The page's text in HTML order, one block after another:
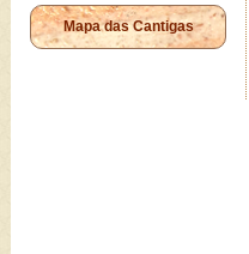
Mapa das Cantigas